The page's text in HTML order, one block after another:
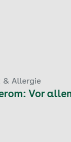
& Allergie
Vor